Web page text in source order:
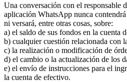
Una conversación con el responsable
aplicación WhatsApp nunca
ni versará, entre otras cosas, sobre:
a) el saldo de sus fondos en la cuenta
b) cualquier cuestión relacionada con
c) la realización o modificación de
d) el cambio o la actualización de los
e) el envío de instrucciones para el
la cuenta de efectivo.